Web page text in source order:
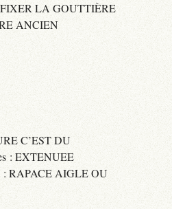
LA GOUTTIÈRE
ANCIEN
C’EST DU
: EXTENUEE
: RAPACE AIGLE OU